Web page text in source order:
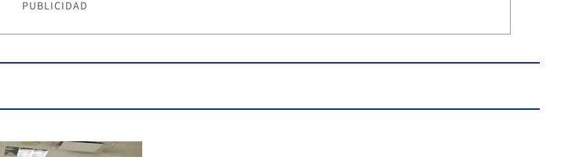
PUBLICIDAD